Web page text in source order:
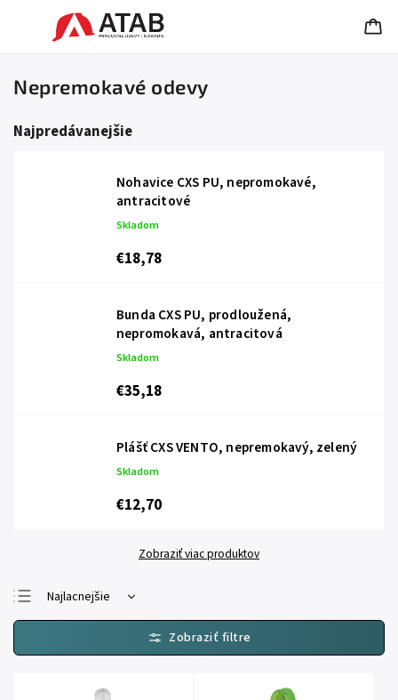
Nepremokavé odevy
Najpredávanejšie
Nohavice CXS PU, nepromokavé,
antracitové
Skladom
€18,78
Bunda CXS PU, prodloužená,
nepromokavá, antracitová
Skladom
€35,18
Plášť CXS VENTO, nepremokavý, zelený
Skladom
€12,70
Zobraziť viac produktov
Najlacnejšie
Najdrahšie
Najpredávanejšie